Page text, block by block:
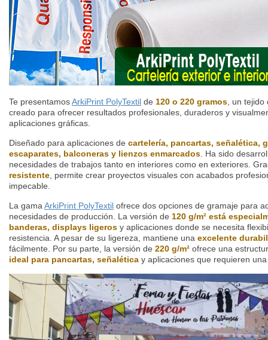
Te presentamosArkiPrint PolyTextil de 120 o 220 gramos , un
creado para ofrecer resultados profesionales, duraderos y
aplicaciones gráficas.
Diseñado para aplicaciones de cartelería, pancartas, señalética,
escaparates, balconeras y lienzos enmarcados . Ha sido
necesidades de trabajos tanto en interiores como en exteriores.
resistente , permite crear proyectos visuales con acabados
impecable.
La gama ArkiPrint PolyTextil ofrece dos opciones de gramaje para
necesidades de producción. La versión de 120 g/m² está
banderas, displays ligeros y aplicaciones donde se necesita
resistencia. A pesar de su ligereza, mantiene una excelente
fácilmente. Por su parte, la versión de 220 g/m² ofrece una
ideal para pancartas, señalética y aplicaciones que requieren